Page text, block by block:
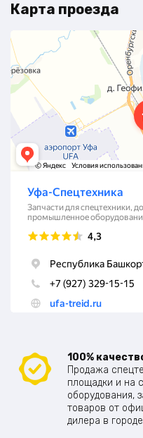
Карта проезда
100%
Продажа
площадки и на
оборудования,
товаров от
дилера в